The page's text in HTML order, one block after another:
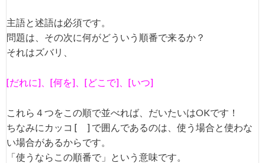
主語と述語は必須です。
問題は、その次に何がどういう順番で来るか？
それはズバリ、
[だれに]、[何を]、[どこで]、[いつ]
これら４つをこの順で並べれば、だいたいはOKです！
ちなみにカッコ [ ] で囲んであるのは、使う場合と使わな
い場合があるからです。
「使うならこの順番で」という意味です。